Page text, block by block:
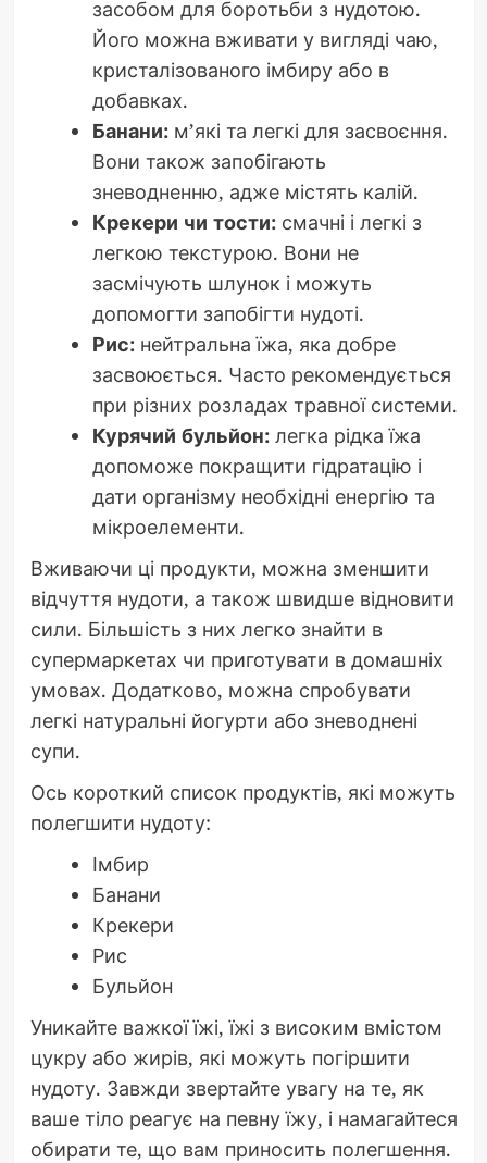
засобом для боротьби з нудотою.
Його можна вживати у вигляді чаю,
кристалізованого імбиру або в
добавках.
Банани:м’які та легкі для засвоєння.
Вони також запобігають
зневодненню, адже містять калій.
Крекери чи тости:смачні і легкі з
легкою текстурою. Вони не
засмічують шлунок і можуть
допомогти запобігти нудоті.
Рис:нейтральна їжа, яка добре
засвоюється. Часто рекомендується
при різних розладах травної системи.
Курячий бульйон:легка рідка їжа
допоможе покращити гідратацію і
дати організму необхідні енергію та
мікроелементи.
Вживаючи ці продукти, можна зменшити
відчуття нудоти, а також швидше відновити
сили. Більшість з них легко знайти в
супермаркетах чи приготувати в домашніх
умовах. Додатково, можна спробувати
легкі натуральні йогурти або зневоднені
супи.
Ось короткий список продуктів, які можуть
полегшити нудоту:
Імбир
Банани
Крекери
Рис
Бульйон
Уникайте важкої їжі, їжі з високим вмістом
цукру або жирів, які можуть погіршити
нудоту. Завжди звертайте увагу на те, як
ваше тіло реагує на певну їжу, і намагайтеся
обирати те, що вам приносить полегшення.